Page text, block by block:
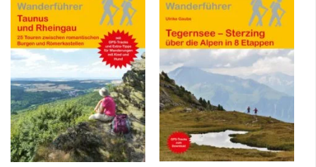
Zu
Wunschliste
hinzufügen
Zu
Wunschliste
hinzufügen